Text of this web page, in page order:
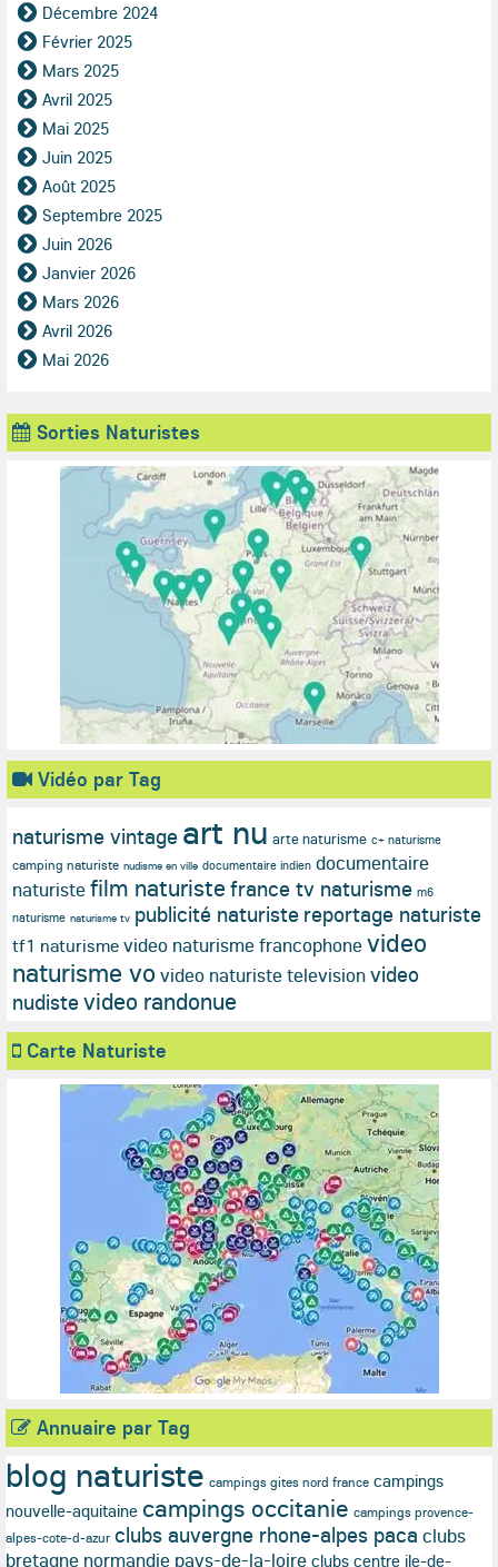
Décembre 2024
Février 2025
Mars 2025
Avril 2025
Mai 2025
Juin 2025
Août 2025
Septembre 2025
Juin 2026
Janvier 2026
Mars 2026
Avril 2026
Mai 2026
Sorties Naturistes
Vidéo par Tag
naturisme vintage art nu arte naturisme c+ naturisme
camping naturiste nudisme en ville documentaire indien documentaire
naturistefilm naturistefrance tv naturisme m6
naturisme naturisme tv publicité naturiste reportage naturiste
tf1 naturisme video naturisme francophonevideo
naturisme vo video naturiste televisionvideo
nudistevideo randonue
Carte Naturiste
Annuaire par Tag
blog naturiste campings gites nord france campings
nouvelle-aquitaine campings occitanie campings provence-
alpes-cote-d-azur clubs auvergne rhone-alpes paca clubs
bretagne normandie pays-de-la-loire clubs centre ile-de-